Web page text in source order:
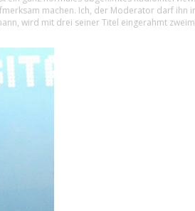
machen. Ich, der Moderator darf
wird mit drei seiner Titel eingerahmt